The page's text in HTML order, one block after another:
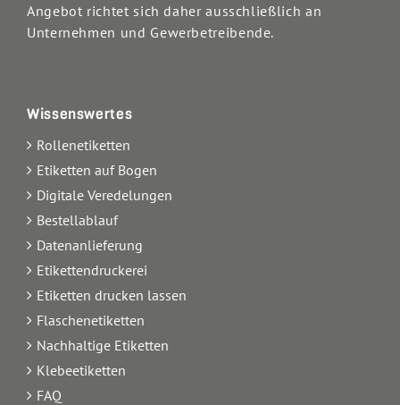
Angebot richtet sich daher ausschließlich an
Unternehmen und Gewerbetreibende.
Wissenswertes
Rollenetiketten
Etiketten auf Bogen
Digitale Veredelungen
Bestellablauf
Datenanlieferung
Etikettendruckerei
Etiketten drucken lassen
Flaschenetiketten
Nachhaltige Etiketten
Klebeetiketten
FAQ